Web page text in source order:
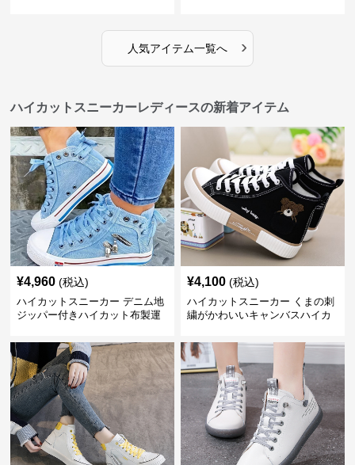
かわいい
人気アイテム一覧へ ›
ハイカットスニーカーレディースの新着アイテム
¥4,960 (税込)
ハイカットスニーカー デニム地
ジッパー付きハイカット布製運
¥4,100 (税込)
ハイカットスニーカー くまの刺
繍がかわいいキャンバスハイカ